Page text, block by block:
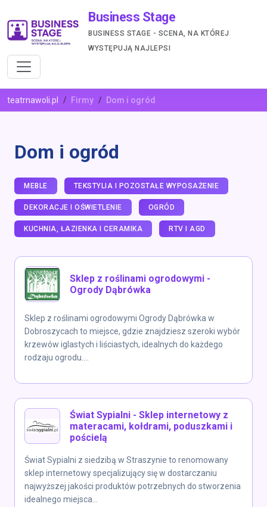
Business Stage
BUSINESS STAGE - SCENA, NA KTÓREJ
WYSTĘPUJĄ NAJLEPSI
teatrnawoli.pl Firmy Dom i ogród
Dom i ogród
MEBLE TEKSTYLIA I POZOSTAŁE WYPOSAŻENIE
DEKORACJE I OŚWIETLENIE OGRÓD
KUCHNIA, ŁAZIENKA I CERAMIKA RTV I AGD
Sklep z roślinami ogrodowymi -
Ogrody Dąbrówka
Sklep z roślinami ogrodowymi Ogrody Dąbrówka w
Dobroszycach to miejsce, gdzie znajdziesz szeroki wybór
krzewów iglastych i liściastych, idealnych do każdego
rodzaju ogrodu....
Świat Sypialni - Sklep internetowy z
materacami, kołdrami, poduszkami i
pościelą
Świat Sypialni z siedzibą w Straszynie to renomowany
sklep internetowy specjalizujący się w dostarczaniu
najwyższej jakości produktów potrzebnych do stworzenia
idealnego miejsca...